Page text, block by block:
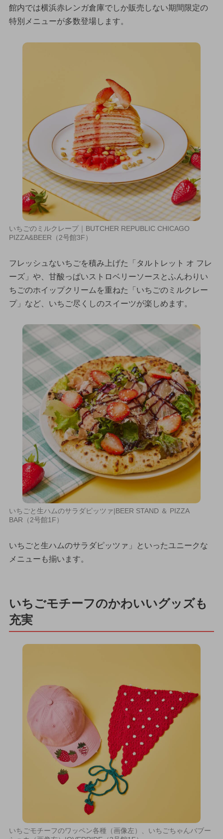
館内では横浜赤レンガ倉庫でしか販売しない期間限定の
特別メニューが多数登場します。
いちごのミルクレープ｜BUTCHER REPUBLIC CHICAGO
PIZZA&BEER（2号館3F）
フレッシュないちごを積み上げた「タルトレット オ フレ
ーズ」や、甘酸っぱいストロベリーソースとふんわりい
ちごのホイップクリームを重ねた「いちごのミルクレー
プ」など、いちご尽くしのスイーツが楽しめます。
いちごと生ハムのサラダピッツァ|BEER STAND ＆ PIZZA
BAR（2号館1F）
いちごと生ハムのサラダピッツァ」といったユニークな
メニューも揃います。
いちごモチーフのかわいいグッズも
充実
いちごモチーフのワッペン各種（画像左）、いちごちゃんバブー